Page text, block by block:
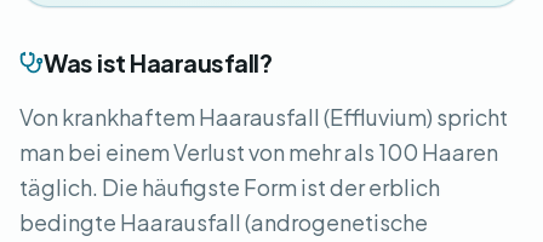
Was ist Haarausfall?
Von krankhaftem Haarausfall (Effluvium) spricht
man bei einem Verlust von mehr als 100 Haaren
täglich. Die häufigste Form ist der erblich
bedingte Haarausfall (androgenetische